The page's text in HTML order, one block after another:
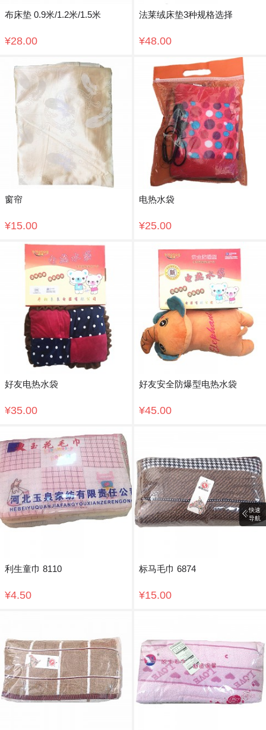
布床垫 0.9米/1.2米/1.5米
¥28.00
法莱绒床垫3种规格选择
¥48.00
窗帘
¥15.00
电热水袋
¥25.00
好友电热水袋
¥35.00
好友安全防爆型电热水袋
¥45.00
利生童巾 8110
¥4.50
标马毛巾 6874
¥15.00
快速
导航